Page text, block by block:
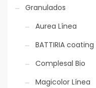
enta Liberación
ecnología eco-
Granulados
Aurea Línea
BATTIRIA
Complesal Bio
Magicolor Línea